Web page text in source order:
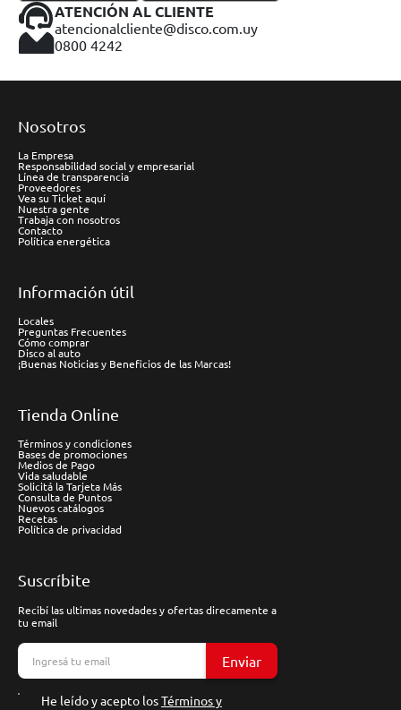
ATENCIÓN AL CLIENTE
atencionalcliente@disco.com.uy
0800 4242
Nosotros
La Empresa
Responsabilidad social y empresarial
Línea de transparencia
Proveedores
Vea su Ticket aquí
Nuestra gente
Trabaja con nosotros
Contacto
Política energética
Información útil
Locales
Preguntas Frecuentes
Cómo comprar
Disco al auto
¡Buenas Noticias y Beneficios de las Marcas!
Tienda Online
Términos y condiciones
Bases de promociones
Medios de Pago
Vida saludable
Solicitá la Tarjeta Más
Consulta de Puntos
Nuevos catálogos
Recetas
Política de privacidad
Suscríbite
Recibí las ultimas novedades y ofertas direcamente a
tu email
Enviar
He leído y acepto losTérminos y